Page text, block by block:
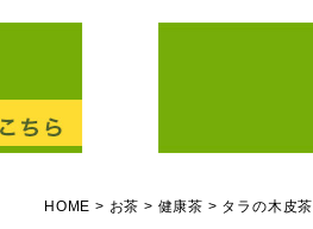
HOME お茶 健康茶 タラの木皮茶